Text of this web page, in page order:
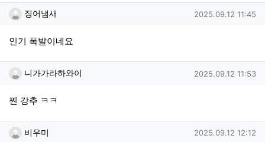
징어냄새님의 댓글
징어냄새 작성일
2025.09.12 11:45
인기 폭발이네요
니가가라하와이님의 댓글
니가가라하와이 작성일
2025.09.12 11:53
찐 강추 ㅋㅋ
비우미님의 댓글
비우미 작성일
2025.09.12 12:12